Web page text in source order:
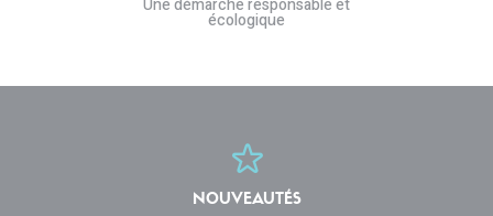
Une démarche responsable et
écologique
NOUVEAUTÉS